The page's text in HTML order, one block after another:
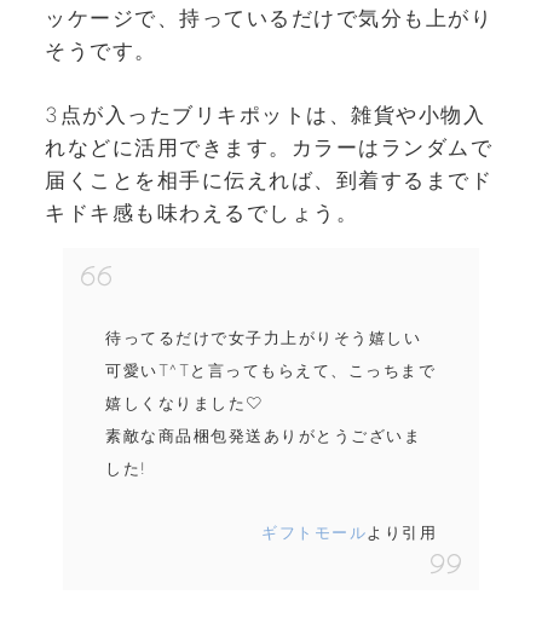
ッケージで、持っているだけで気分も上がり
そうです。
3点が入ったブリキポットは、雑貨や小物入
れなどに活用できます。カラーはランダムで
届くことを相手に伝えれば、到着するまでド
キドキ感も味わえるでしょう。
待ってるだけで女子力上がりそう嬉しい
可愛いT^Tと言ってもらえて、こっちまで
嬉しくなりました♡
素敵な商品梱包発送ありがとうございま
した!
ギフトモールより引用